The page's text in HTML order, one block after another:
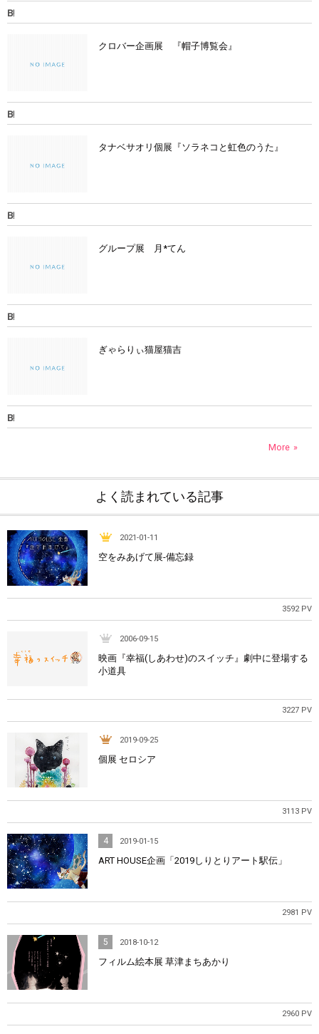
クロバー企画展 『帽子博覧会』
タナベサオリ個展『ソラネコと虹色のうた』
グループ展 月*てん
ぎゃらりぃ猫屋猫吉
More
よく読まれている記事
2021-01-11
空をみあげて展-備忘録
3592 PV
2006-09-15
映画『幸福(しあわせ)のスイッチ』劇中に登場する
小道具
3227 PV
2019-09-25
個展 セロシア
3113 PV
4 2019-01-15
ART HOUSE企画「2019しりとりアート駅伝」
2981 PV
5 2018-10-12
フィルム絵本展 草津まちあかり
2960 PV